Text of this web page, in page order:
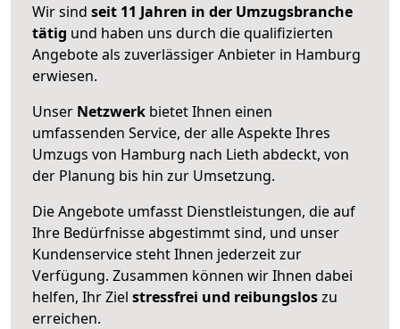
Wir sind seit 11 Jahren in der Umzugsbranche
tätig und haben uns durch die qualifizierten
Angebote als zuverlässiger Anbieter in Hamburg
erwiesen.
Unser Netzwerk bietet Ihnen einen
umfassenden Service, der alle Aspekte Ihres
Umzugs von Hamburg nach Lieth abdeckt, von
der Planung bis hin zur Umsetzung.
Die Angebote umfasst Dienstleistungen, die auf
Ihre Bedürfnisse abgestimmt sind, und unser
Kundenservice steht Ihnen jederzeit zur
Verfügung. Zusammen können wir Ihnen dabei
helfen, Ihr Ziel stressfrei und reibungsloszu
erreichen.